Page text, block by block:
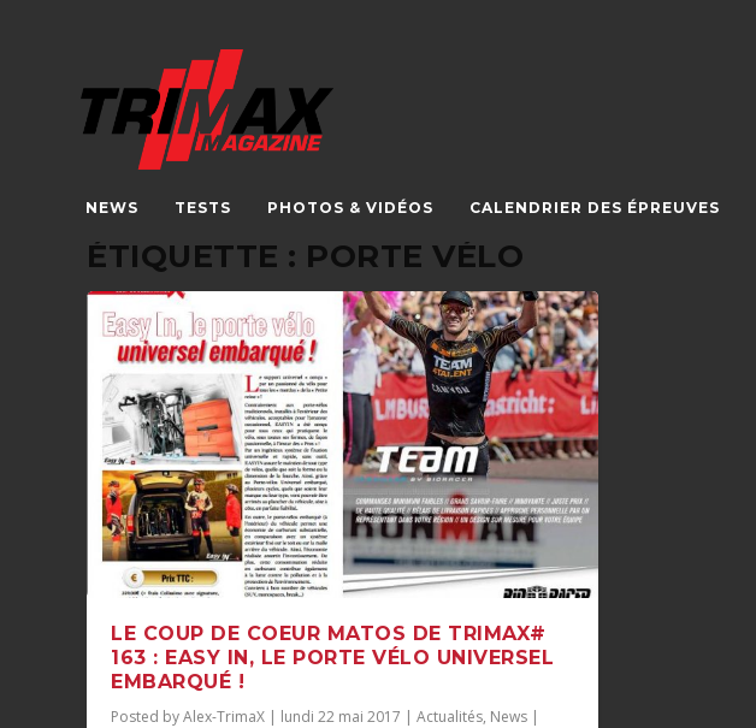
NEWS TESTS PHOTOS & VIDÉOS CALENDRIER DES ÉPREUVES
ÉTIQUETTE : PORTE VÉLO
LE COUP DE COEUR MATOS DE TRIMAX#
163 : EASY IN, LE PORTE VÉLO UNIVERSEL
EMBARQUÉ !
Posted byAlex-TrimaX | lundi 22 mai 2017 |Actualités, News |